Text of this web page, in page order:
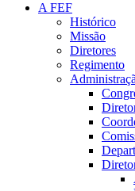
A FEF
Histórico
Missão
Diretores
Regimento